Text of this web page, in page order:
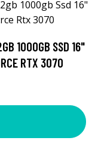
1000GB SSD 16"
RTX 3070